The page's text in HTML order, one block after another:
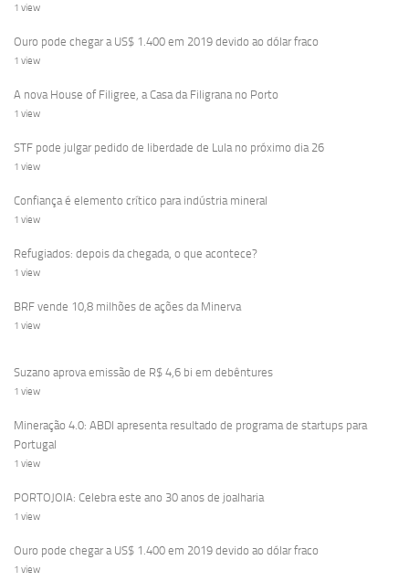
1 view
Ouro pode chegar a US$ 1.400 em 2019 devido ao dólar fraco
1 view
A nova House of Filigree, a Casa da Filigrana no Porto
1 view
STF pode julgar pedido de liberdade de Lula no próximo dia 26
1 view
Confiança é elemento crítico para indústria mineral
1 view
Refugiados: depois da chegada, o que acontece?
1 view
BRF vende 10,8 milhões de ações da Minerva
1 view
Suzano aprova emissão de R$ 4,6 bi em debêntures
1 view
Mineração 4.0: ABDI apresenta resultado de programa de startups para
Portugal
1 view
PORTOJOIA: Celebra este ano 30 anos de joalharia
1 view
Ouro pode chegar a US$ 1.400 em 2019 devido ao dólar fraco
1 view